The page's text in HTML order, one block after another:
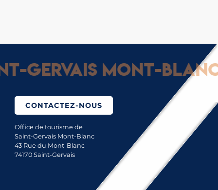
Mont-Blanc :
CONTACTEZ-NOUS
Office de tourisme de
Saint-Gervais Mont-Blanc
43 Rue du Mont-Blanc
74170 Saint-Gervais